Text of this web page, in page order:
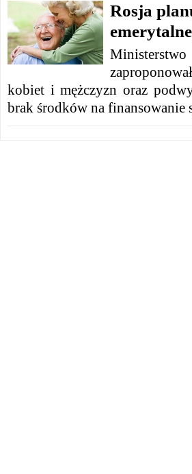
Rosja
kobiet i mężczyzn oraz
brak środków na finansowanie